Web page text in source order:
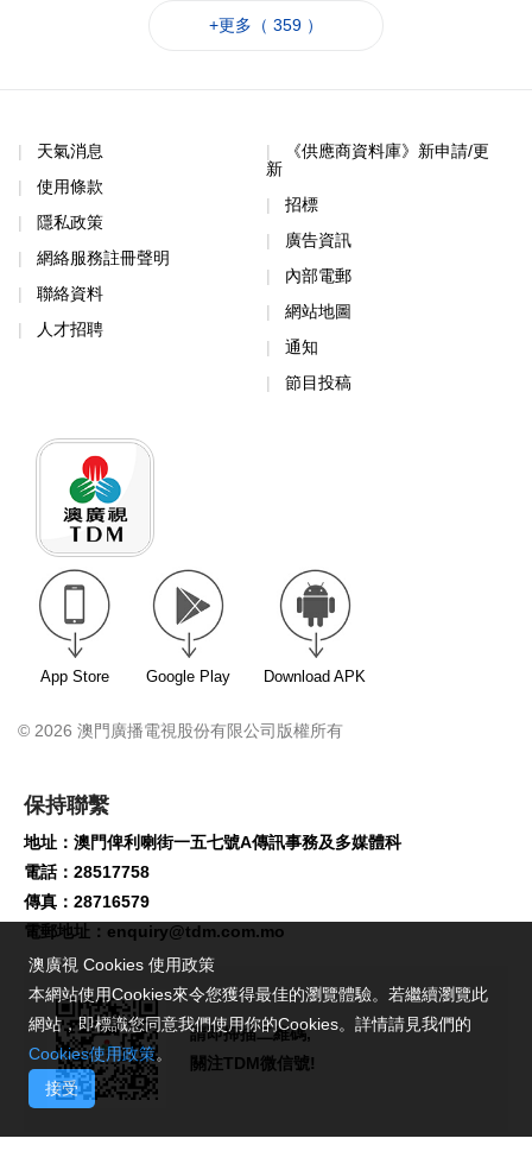
+更多（ 359 ）
天氣消息
使用條款
隱私政策
網絡服務註冊聲明
聯絡資料
人才招聘
《供應商資料庫》新申請/更
新
招標
廣告資訊
內部電郵
網站地圖
通知
節目投稿
App Store Google Play Download APK
© 2026 澳門廣播電視股份有限公司版權所有
保持聯繫
地址：澳門俾利喇街一五七號A傳訊事務及多媒體科
電話：28517758
傳真：28716579
電郵地址： enquiry@tdm.com.mo
請即掃描二維碼,
關注TDM微信號!
澳廣視 Cookies 使用政策
本網站使用Cookies來令您獲得最佳的瀏覽體驗。若繼續瀏覽此
網站，即標識您同意我們使用你的Cookies。詳情請見我們的
Cookies使用政策。
接受